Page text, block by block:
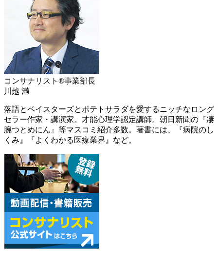
コンサナリスト®事業部長
川越 満
落語とベイスターズとポテトサラダを愛するニッチなロング
セラー作家・講演家。才能心理学認定講師。朝日新聞の『凄
腕つとめにん』等マスコミ紹介多数。著書には、『病院のし
くみ』『よくわかる医療業界』など。